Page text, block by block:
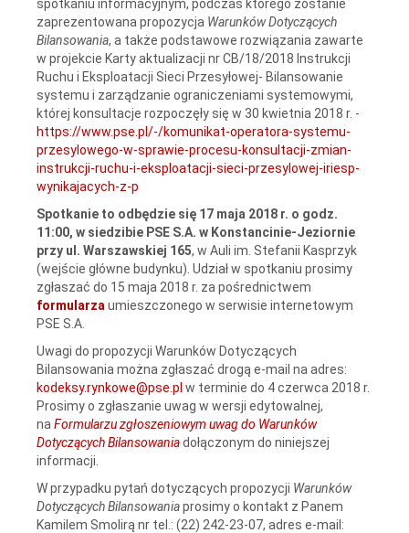
spotkaniu informacyjnym, podczas którego zostanie
zaprezentowana propozycja Warunków Dotyczących
Bilansowania, a także podstawowe rozwiązania zawarte
w projekcie Karty aktualizacji nr CB/18/2018 Instrukcji
Ruchu i Eksploatacji Sieci Przesyłowej- Bilansowanie
systemu i zarządzanie ograniczeniami systemowymi,
której konsultacje rozpoczęły się w 30 kwietnia 2018 r. -
https://www.pse.pl/-/komunikat-operatora-systemu-
przesylowego-w-sprawie-procesu-konsultacji-zmian-
instrukcji-ruchu-i-eksploatacji-sieci-przesylowej-iriesp-
wynikajacych-z-p
Spotkanie to odbędzie się 17 maja 2018 r. o godz.
11:00, w siedzibie PSE S.A. w Konstancinie-Jeziornie
przy ul. Warszawskiej 165, w Auli im. Stefanii Kasprzyk
(wejście główne budynku). Udział w spotkaniu prosimy
zgłaszać do 15 maja 2018 r. za pośrednictwem
formularza umieszczonego w serwisie internetowym
PSE S.A.
Uwagi do propozycji Warunków Dotyczących
Bilansowania można zgłaszać drogą e-mail na adres:
kodeksy.rynkowe@pse.pl w terminie do 4 czerwca 2018 r.
Prosimy o zgłaszanie uwag w wersji edytowalnej,
na Formularzu zgłoszeniowym uwag do Warunków
Dotyczących Bilansowaniadołączonym do niniejszej
informacji.
W przypadku pytań dotyczących propozycji Warunków
Dotyczących Bilansowaniaprosimy o kontakt z Panem
Kamilem Smolirą nr tel.: (22) 242-23-07, adres e-mail: